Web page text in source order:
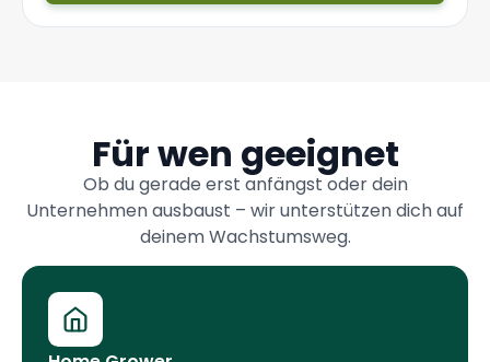
Für wen geeignet
Ob du gerade erst anfängst oder dein
Unternehmen ausbaust – wir unterstützen dich auf
deinem Wachstumsweg.